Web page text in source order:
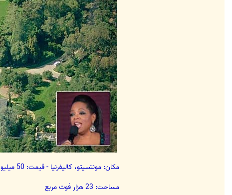
مکان: مونتسیتو، کالیفرنیا - قیمت: 50 میلیون دلار
مساحت: 23 هزار فوت مربع